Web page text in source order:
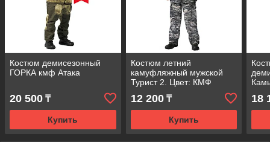
Костюм демисезонный
ГОРКА кмф Атака
20 500 ₸
Купить
Костюм летний
камуфляжный мужской
Турист 2. Цвет: КМФ
светло-серый
12 200₸
Купить
18